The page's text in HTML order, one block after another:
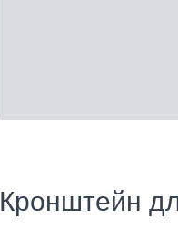
Кронштейн